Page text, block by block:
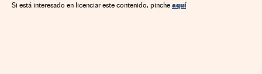
Si está interesado en licenciar este contenido, pinche aquí